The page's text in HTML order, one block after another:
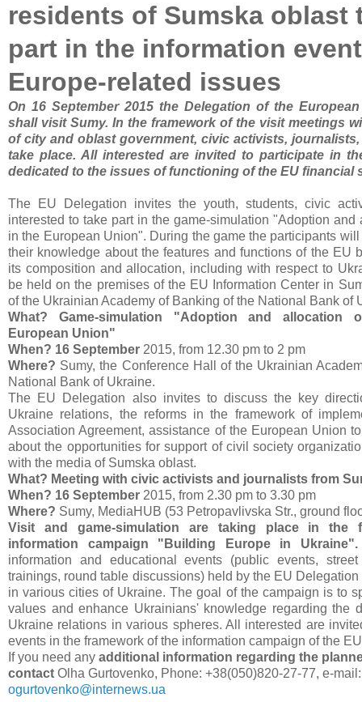
residents of Sumska oblast
part in the information
Europe-related issues
On 16 September 2015 the Delegation of the
shall visit Sumy. In the framework of the visit meetings
of city and oblast government, civic activists,
take place. All interested are invited to participate in
dedicated to the issues of functioning of the EU financial
The EU Delegation invites the youth, students, civic
interested to take part in the game-simulation "Adoption and
in the European Union". During the game the participants
their knowledge about the features and functions of the EU
its composition and allocation, including with respect to
be held on the premises of the EU Information Center in
of the Ukrainian Academy of Banking of the National Bank of
What? Game-simulation "Adoption and
European Union"
When? 16 September 2015, from 12.30 pm to 2 pm
Where? Sumy, the Conference Hall of the Ukrainian
National Bank of Ukraine.
The EU Delegation also invites to discuss the key
Ukraine relations, the reforms in the framework of
Association Agreement, assistance of the European Union
about the opportunities for support of civil society
with the media of Sumska oblast.
What? Meeting with civic activists and journalists from
When? 16 September 2015, from 2.30 pm to 3.30 pm
Where? Sumy, MediaHUB (53 Petropavlivska Str., ground
Visit and game-simulation are taking place in the
information campaign "Building Europe in Ukraine".
information and educational events (public events,
trainings, round table discussions) held by the EU
in various cities of Ukraine. The goal of the campaign is to
values and enhance Ukrainians' knowledge regarding the
Ukraine relations in various spheres. All interested are
events in the framework of the information campaign of the
If you need any additional information regarding the
contact Olha Gurtovenko, Phone: +38(050)820-27-77, e-mail:
ogurtovenko@internews.ua